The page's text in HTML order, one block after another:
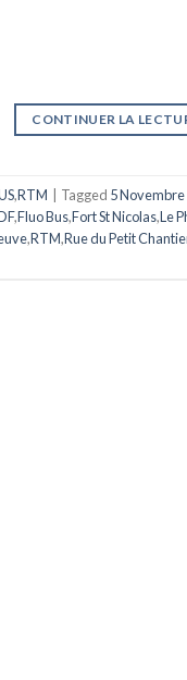
CONTINUER LA
,RTM Tagged 5
,Fluo Bus,Fort St Nicolas,Le
,RTM,Rue du Petit